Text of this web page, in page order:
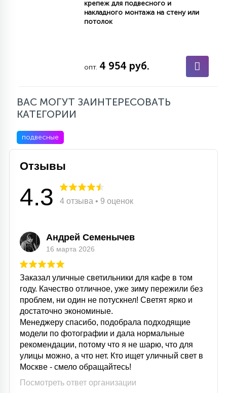
С УПРАВЛЕНИЕМ
крепеж для подвесного и
накладного монтажа на стену или
потолок
опт. 4 954 руб.
ВАС МОГУТ ЗАИНТЕРЕСОВАТЬ
КАТЕГОРИИ
подвесные
Отзывы
4.3 4 отзыва • 9 оценок
Андрей Семенычев
16 марта 2026
Заказал уличные светильники для кафе в том
году. Качество отличное, уже зиму пережили без
проблем, ни один не потускнел! Светят ярко и
достаточно экономиные.
Менеджеру спасибо, подобрала подходящие
модели по фотографии и дала нормальные
рекомендации, потому что я не шарю, что для
улицы можно, а что нет. Кто ищет уличный свет в
Москве - смело обращайтесь!
Посмотреть ответ организации